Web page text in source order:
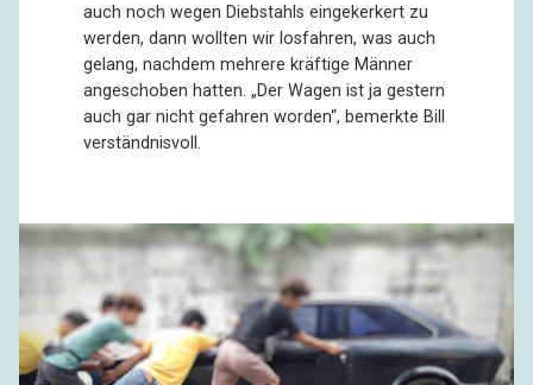
auch noch wegen Diebstahls eingekerkert zu
werden, dann wollten wir losfahren, was auch
gelang, nachdem mehrere kräftige Männer
angeschoben hatten. „Der Wagen ist ja gestern
auch gar nicht gefahren worden“, bemerkte Bill
verständnisvoll.